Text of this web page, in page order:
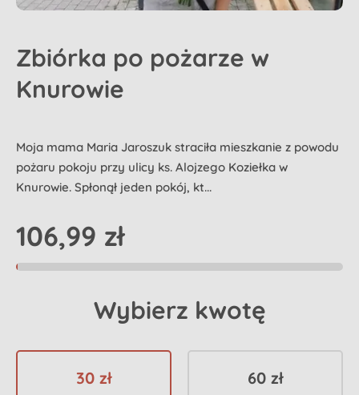
Zbiórka po pożarze w
Knurowie
Moja mama Maria Jaroszuk straciła mieszkanie z powodu
pożaru pokoju przy ulicy ks. Alojzego Koziełka w
Knurowie. Spłonął jeden pokój, kt...
106,99 zł
Wybierz kwotę
30 zł 60 zł